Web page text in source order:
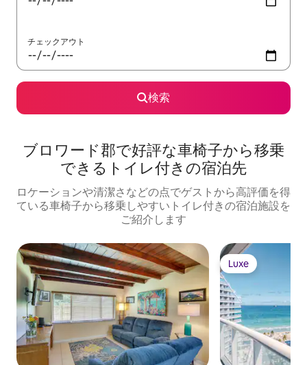
チェックアウト
検索
ブロワード郡で好評な車椅子から移乗
できるトイレ付きの宿泊先
ロケーションや清潔さなどの点でゲストから高評価を得
ている車椅子から移乗しやすいトイレ付きの宿泊施設を
ご紹介します
Luxe
Luxe